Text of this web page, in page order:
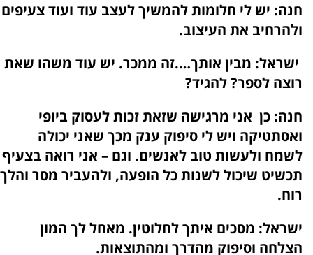
חנה: יש לי חלומות להמשיך לעצב עוד ועוד צעיפים
ולהרחיב את העיצוב.
ישראל: מבין אותך….זה ממכר. יש עוד משהו שאת
רוצה לספר? להגיד?
חנה: כן אני מרגישה שזאת זכות לעסוק ביופי
ואסתטיקה ויש לי סיפוק ענק מכך שאני יכולה
לשמח ולעשות טוב לאנשים. וגם – אני רואה בצעיף
תכשיט שיכול לשנות כל הופעה, ולהעביר מסר והלך
רוח.
ישראל: מסכים איתך לחלוטין. מאחל לך המון
הצלחה וסיפוק מהדרך ומהתוצאות.